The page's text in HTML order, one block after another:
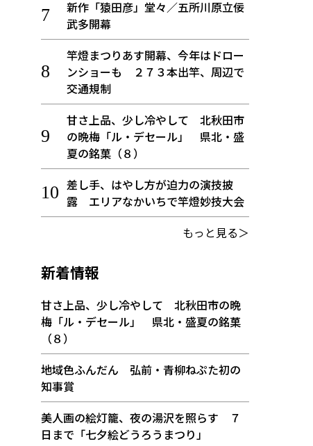
新作「猿田彦」堂々／五所川原立佞
武多開幕
竿燈まつりあす開幕、今年はドロー
ンショーも ２７３本出竿、周辺で
交通規制
甘さ上品、少し冷やして 北秋田市
の晩梅「ル・デセール」 県北・盛
夏の銘菓（８）
差し手、はやし方が迫力の演技披
露 エリアなかいちで竿燈妙技大会
もっと見る＞
新着情報
甘さ上品、少し冷やして 北秋田市の晩
梅「ル・デセール」 県北・盛夏の銘菓
（８）
地域色ふんだん 弘前・青柳ねぷた初の
知事賞
美人画の絵灯籠、夜の湯沢を照らす ７
日まで「七夕絵どうろうまつり」